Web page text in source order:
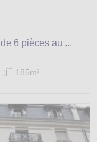
6 pièces au ...
185m2